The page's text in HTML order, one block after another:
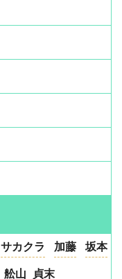
サカクラ 加藤 坂本
舩山 貞末